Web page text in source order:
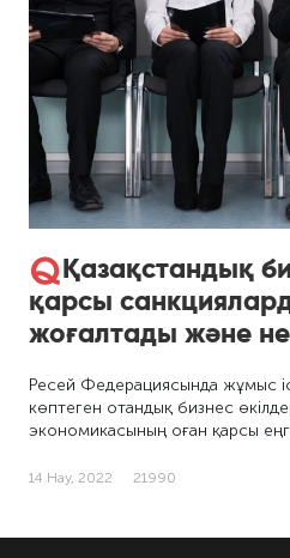
Қазақстандық
қарсы
жоғалтады және
Ресей Федерациясында жұмыс
көптеген отандық бизнес
экономикасының оған қарсы
14 Нау, 2022 21990